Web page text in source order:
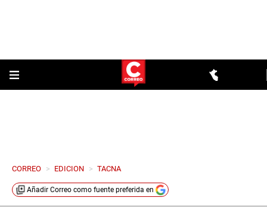
CORREO > EDICION > TACNA
Añadir Correo como fuente preferida en